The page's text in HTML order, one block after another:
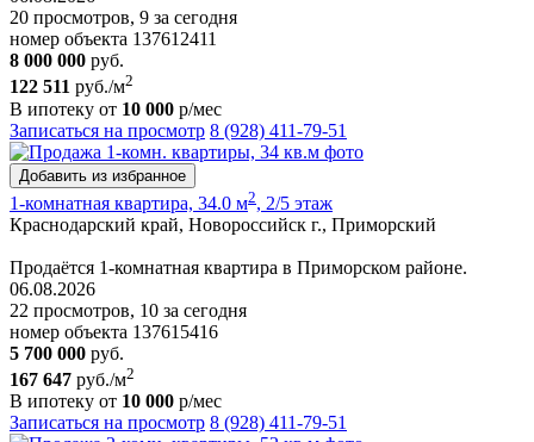
20 просмотров, 9 за сегодня
номер объекта 137612411
8 000 000 руб.
122 511 руб./м2
В ипотеку от 10 000 р/мес
Записаться на просмотр 8 (928) 411-79-51
Добавить из избранное
1-комнатная квартира, 34.0 м2, 2/5 этаж
Краснодарский край, Новороссийск г., Приморский
Продаётся 1-комнатная квартира в Приморском районе.
06.08.2026
22 просмотров, 10 за сегодня
номер объекта 137615416
5 700 000 руб.
167 647 руб./м2
В ипотеку от 10 000 р/мес
Записаться на просмотр 8 (928) 411-79-51